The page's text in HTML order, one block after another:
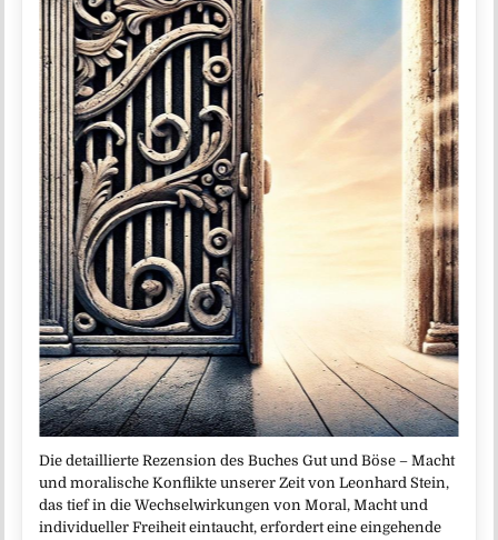
Die detaillierte Rezension des Buches Gut und Böse – Macht
und moralische Konflikte unserer Zeit von Leonhard Stein,
das tief in die Wechselwirkungen von Moral, Macht und
individueller Freiheit eintaucht, erfordert eine eingehende